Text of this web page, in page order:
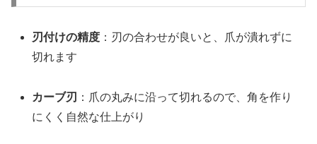
刃付けの精度 ：刃の合わせが良いと、爪が潰れずに
切れます
カーブ刃 ：爪の丸みに沿って切れるので、角を作り
にくく自然な仕上がり